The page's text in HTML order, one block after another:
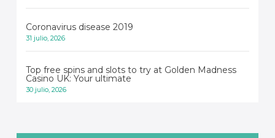
Coronavirus disease 2019
31 julio, 2026
Top free spins and slots to try at Golden Madness
Casino UK: Your ultimate
30 julio, 2026